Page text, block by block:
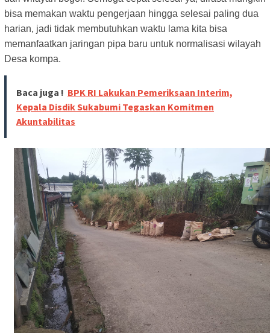
bisa memakan waktu pengerjaan hingga selesai paling dua
harian, jadi tidak membutuhkan waktu lama kita bisa
memanfaatkan jaringan pipa baru untuk normalisasi wilayah
Desa kompa.
Baca juga ! BPK RI Lakukan Pemeriksaan Interim,
Kepala Disdik Sukabumi Tegaskan Komitmen
Akuntabilitas